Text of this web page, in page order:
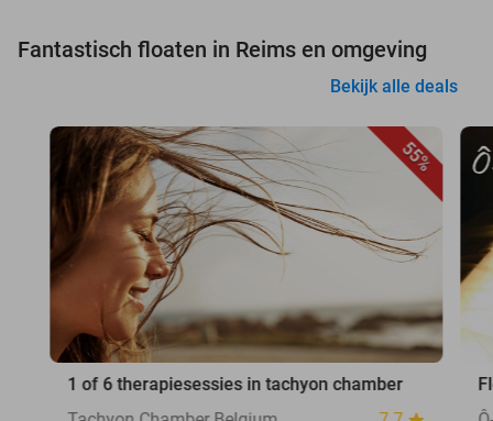
Fantastisch floaten in Reims en omgeving
Bekijk alle deals
55%
1 of 6 therapiesessies in tachyon chamber